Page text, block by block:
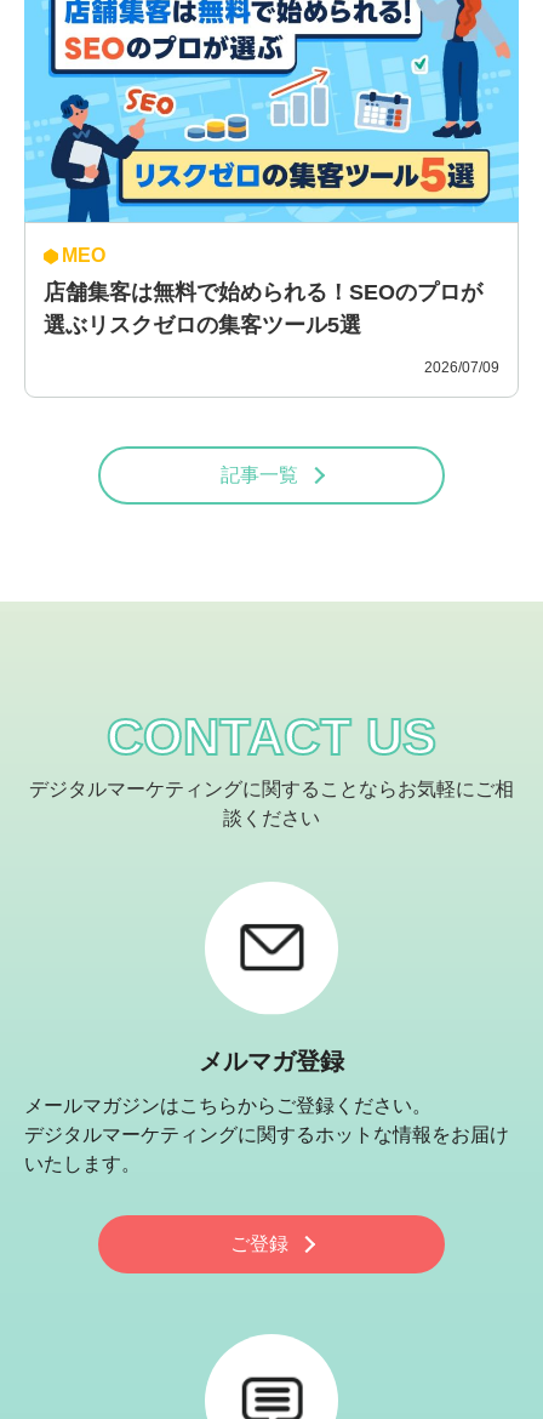
MEO
店舗集客は無料で始められる！SEOのプロが
選ぶリスクゼロの集客ツール5選
2026/07/09
記事一覧
CONTACT US
デジタルマーケティングに関することならお気軽にご相
談ください
メルマガ登録
メールマガジンはこちらからご登録ください。
デジタルマーケティングに関するホットな情報をお届け
いたします。
ご登録